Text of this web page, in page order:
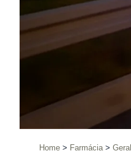
Home Farmácia Geral